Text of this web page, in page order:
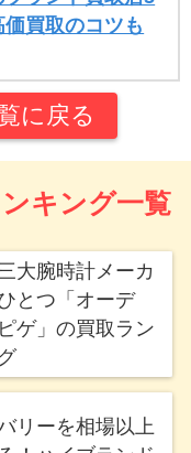
買取のコツも
に戻る
キング一覧
大腕時計メーカ
とつ「オーデ
ゲ」の買取ラン
リーを相場以上